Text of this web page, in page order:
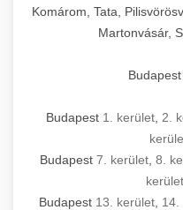
Komárom, Tata,
Martonvásár,
Budapest 1. kerület 2.
Budapest 7. kerület, 8.
kerület
Budapest 13. kerület 14.